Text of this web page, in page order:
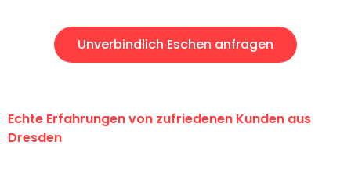
Unverbindlich Eschen anfragen
Echte Erfahrungen von zufriedenen Kunden aus
Dresden